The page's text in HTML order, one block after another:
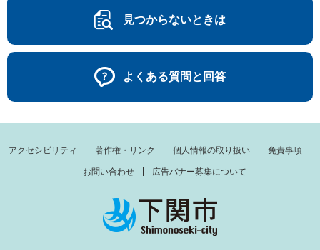
見つからないときは
よくある質問と回答
アクセシビリティ 著作権・リンク 個人情報の取り扱い 免責事項
お問い合わせ 広告バナー募集について